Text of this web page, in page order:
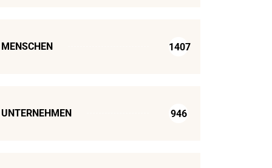
MENSCHEN 1407
UNTERNEHMEN 946